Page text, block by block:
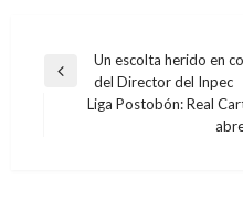
Navegación
Entrada
anterior
Un escolta herido en
del Director del Inpec
Liga Postobón: Real